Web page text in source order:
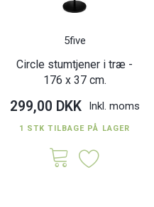
5five
Circle stumtjener i træ -
176 x 37 cm.
299,00 DKK Inkl. moms
1 STK TILBAGE PÅ LAGER